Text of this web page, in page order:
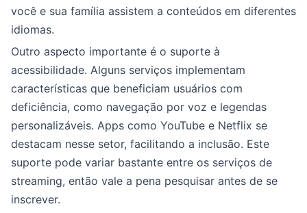
você e sua família assistem a conteúdos em diferentes
idiomas.
Outro aspecto importante é o suporte à
acessibilidade. Alguns serviços implementam
características que beneficiam usuários com
deficiência, como navegação por voz e legendas
personalizáveis. Apps como YouTube e Netflix se
destacam nesse setor, facilitando a inclusão. Este
suporte pode variar bastante entre os serviços de
streaming, então vale a pena pesquisar antes de se
inscrever.